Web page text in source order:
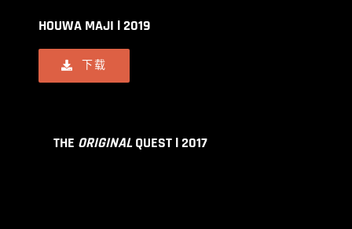
HOUWA MAJI l 2019
下载
THE ORIGINALQUEST l 2017